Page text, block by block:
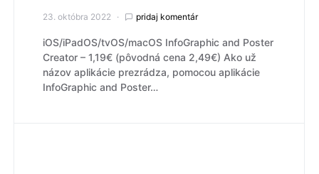
23. októbra 2022 pridaj komentár
iOS/iPadOS/tvOS/macOS InfoGraphic and Poster
Creato‪r – 1,19€ (pôvodná cena 2,49€) Ako už
názov aplikácie prezrádza, pomocou aplikácie
InfoGraphic and Poster…